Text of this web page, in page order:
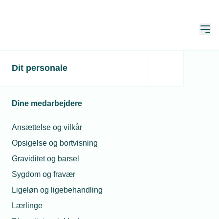
Dit personale
Dine medarbejdere
Ansættelse og vilkår
Opsigelse og bortvisning
Graviditet og barsel
Sygdom og fravær
Ligeløn og ligebehandling
Lærlinge
Mariendal efterlyser